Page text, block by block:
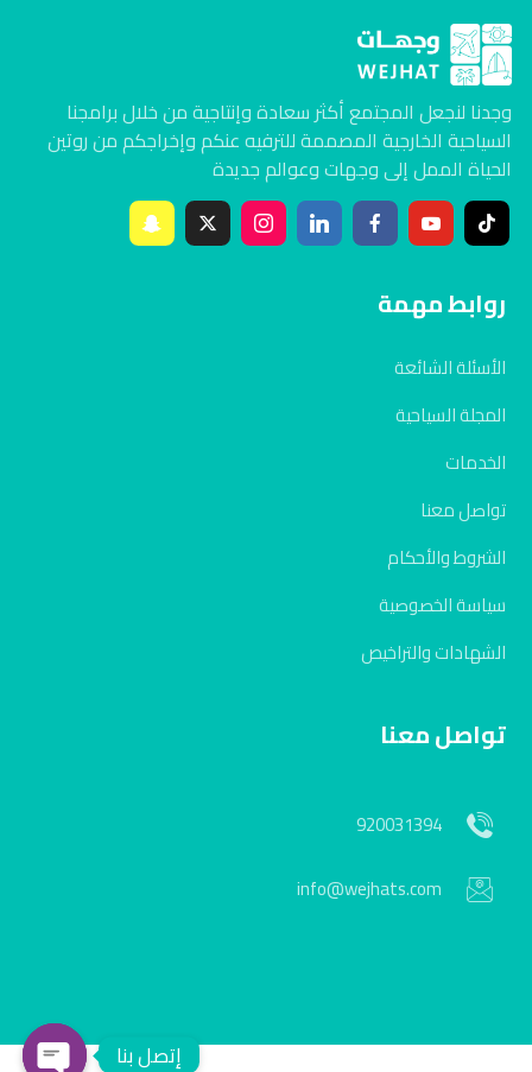
وجدنا لنجعل المجتمع أكثر سعادة وإنتاجية من خلال برامجنا
السياحية الخارجية المصممة للترفيه عنكم وإخراجكم من روتين
الحياة الممل إلى وجهات وعوالم جديدة
روابط مهمة
الأسئلة الشائعة
المجلة السياحية
الخدمات
تواصل معنا
الشروط والأحكام
سياسة الخصوصية
الشهادات والتراخيص
تواصل معنا
920031394
info@wejhats.com
إتصل بنا